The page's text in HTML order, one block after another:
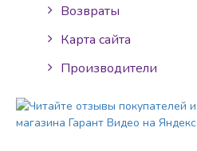
Возвраты
Карта сайта
Производители